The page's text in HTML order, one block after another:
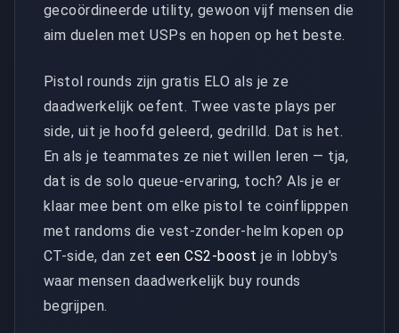
gecoördineerde utility, gewoon vijf mensen die
aim duelen met USPs en hopen op het beste.
Pistol rounds zijn gratis ELO als je ze
daadwerkelijk oefent. Twee vaste plays per
side, uit je hoofd geleerd, gedrilld. Dat is het.
En als je teammates ze niet willen leren — tja,
dat is de solo queue-ervaring, toch? Als je er
klaar mee bent om elke pistol te coinflipppen
met randoms die vest-zonder-helm kopen op
CT-side, dan zeteen CS2-boost je in lobby's
waar mensen daadwerkelijk buy rounds
begrijpen.